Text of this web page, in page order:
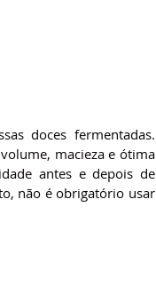
doces fermentadas.
macieza e ótima
antes e depois de
não é obrigatório usar